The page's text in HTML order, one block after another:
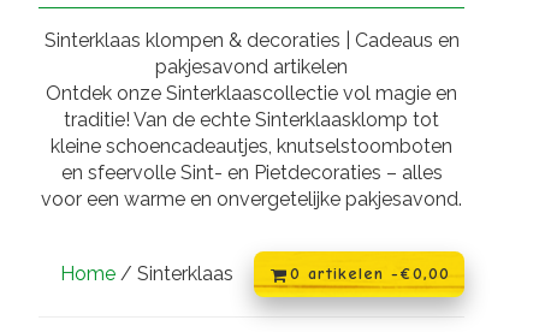
Sinterklaas klompen & decoraties | Cadeaus en
pakjesavond artikelen
Ontdek onze Sinterklaascollectie vol magie en
traditie! Van de echte Sinterklaasklomp tot
kleine schoencadeautjes, knutselstoomboten
en sfeervolle Sint- en Pietdecoraties – alles
voor een warme en onvergetelijke pakjesavond.
0 artikelen -€0,00
Home/ Sinterklaas